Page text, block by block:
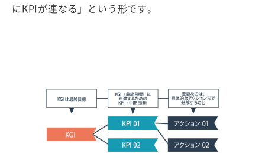
にKPIが連なる」という形です。